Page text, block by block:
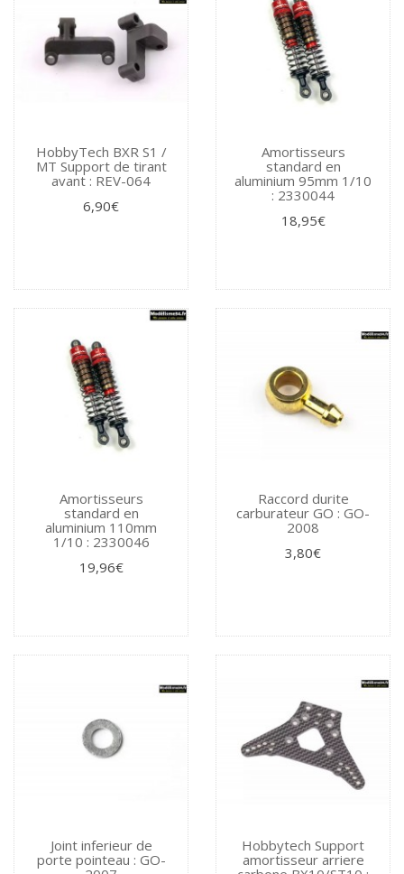
HobbyTech BXR S1 /
MT Support de tirant
avant : REV-064
6,90€
Amortisseurs
standard en
aluminium 95mm 1/10
: 2330044
18,95€
Amortisseurs
standard en
aluminium 110mm
1/10 : 2330046
19,96€
Raccord durite
carburateur GO : GO-
2008
3,80€
Joint inferieur de
porte pointeau : GO-
Hobbytech Support
amortisseur arriere